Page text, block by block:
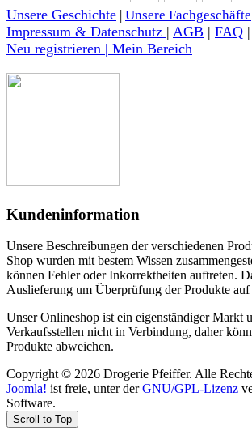
Unsere Geschichte Unsere Fachgeschäfte
Impressum & Datenschutz | AGB | FAQ |
Neu registrieren | Mein Bereich
Kundeninformation
Unsere Beschreibungen der verschiedenen
Shop wurden mit bestem Wissen
können Fehler oder Inkorrektheiten auftreten.
Auslieferung um Überprüfung der Produkte
Unser Onlineshop ist ein eigenständiger Markt
Verkaufsstellen nicht in Verbindung, daher
Produkte abweichen.
Copyright © 2026 Drogerie Pfeiffer. Alle
Joomla! ist freie, unter derGNU/GPL-Lizenz
Software.
Scroll to Top